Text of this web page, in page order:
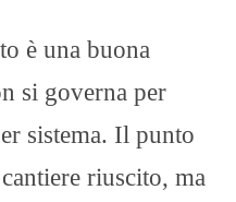
è una buona
si governa per
sistema. Il punto
riuscito, ma